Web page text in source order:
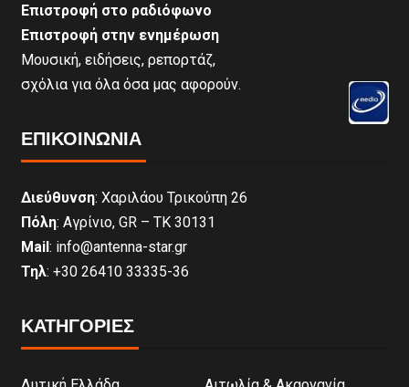
Επιστροφή στο ραδιόφωνο
Επιστροφή στην ενημέρωση
Μουσική, ειδήσεις, ρεπορτάζ,
σχόλια για όλα όσα μας αφορούν.
ΕΠΙΚΟΙΝΩΝΊΑ
Διεύθυνση: Χαριλάου Τρικούπη 26
Πόλη: Αγρίνιο, GR – ΤΚ 30131
Mail: info@antenna-star.gr
Τηλ: +30 26410 33335-36
ΚΑΤΗΓΟΡΙΕΣ